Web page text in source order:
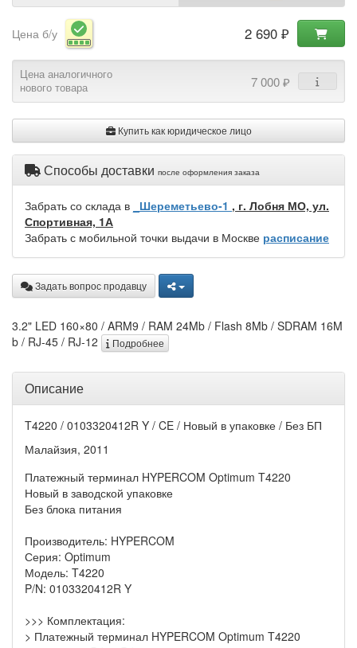
Цена б/у 2 690 ₽
Цена аналогичного
нового товара
7 000 ₽
Купить как юридическое лицо
Способы доставки после оформления заказа
Забрать со склада в _Шереметьево-1 , г. Лобня МО, ул.
Спортивная, 1А
Забрать с мобильной точки выдачи в Москве расписание
Задать вопрос продавцу
3.2" LED 160×80 / ARM9 / RAM 24Mb / Flash 8Mb / SDRAM 16M
b / RJ-45 / RJ-12
Подробнее
Описание
T4220 / 0103320412R Y / CE / Новый в упаковке / Без БП
Малайзия, 2011
Платежный терминал HYPERCOM Optimum T4220
Новый в заводской упаковке
Без блока питания
Производитель: HYPERCOM
Серия: Optimum
Модель: T4220
P/N: 0103320412R Y
>>> Комплектация:
> Платежный терминал HYPERCOM Optimum T4220